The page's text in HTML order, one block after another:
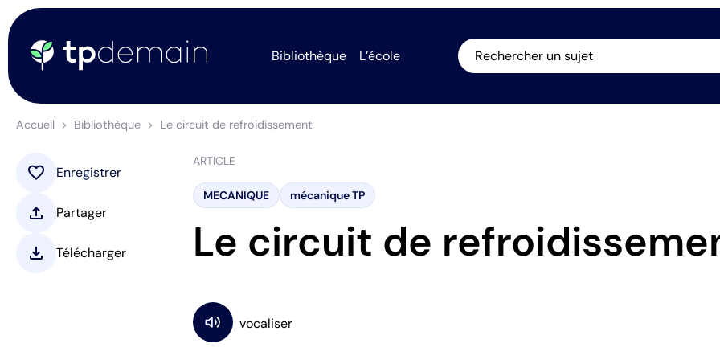
Bibliothèque L’école Rechercher un sujet
Accueil Bibliothèque Le circuit de refroidissement
ARTICLE
MECANIQUE mécanique TP
Le circuit de
favorite Enregistrer
upload Partager
download Télécharger